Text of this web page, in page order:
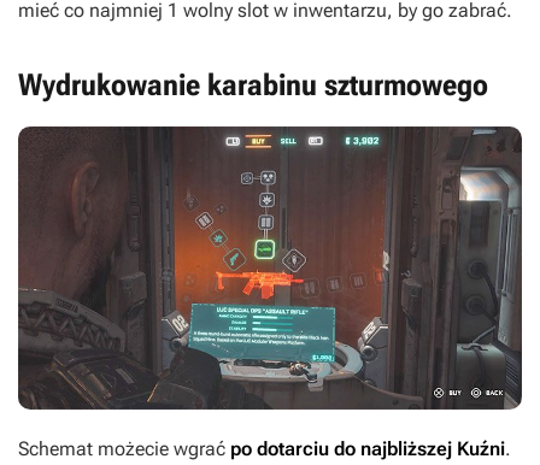
mieć co najmniej 1 wolny slot w inwentarzu, by go zabrać.
Wydrukowanie karabinu szturmowego
Schemat możecie wgrać po dotarciu do najbliższej Kuźni.